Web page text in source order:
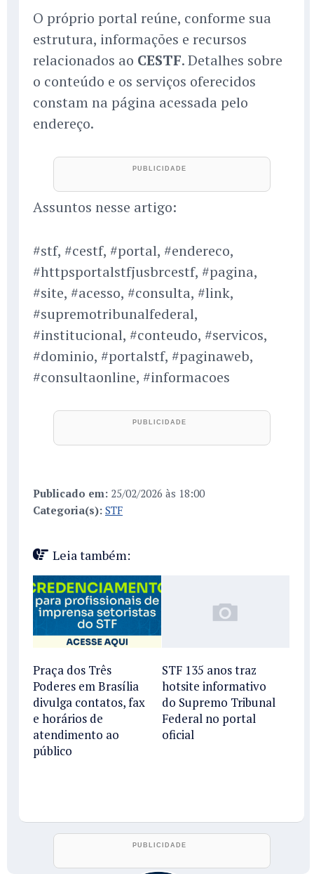
O próprio portal reúne, conforme sua
estrutura, informações e recursos
relacionados ao CESTF. Detalhes sobre
o conteúdo e os serviços oferecidos
constam na página acessada pelo
endereço.
Assuntos nesse artigo:
#stf, #cestf, #portal, #endereco,
#httpsportalstfjusbrcestf, #pagina,
#site, #acesso, #consulta, #link,
#supremotribunalfederal,
#institucional, #conteudo, #servicos,
#dominio, #portalstf, #paginaweb,
#consultaonline, #informacoes
Publicado em: 25/02/2026 às 18:00
Categoria(s): STF
Leia também:
Praça dos Três
Poderes em Brasília
divulga contatos, fax
e horários de
atendimento ao
público
STF 135 anos traz
hotsite informativo
do Supremo Tribunal
Federal no portal
oficial